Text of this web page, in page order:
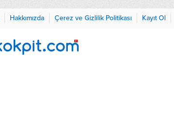
Hakkımızda Çerez ve Gizlilik Politikası Kayıt Ol